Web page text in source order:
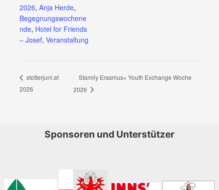
2026, Anja Herde,
Begegnungswochene
nde, Hotel for Friends
– Josef, Veranstaltung
stotterjuni.at
2026
Stamily Erasmus+ Youth Exchange Woche
2026
Sponsoren und Unterstützer